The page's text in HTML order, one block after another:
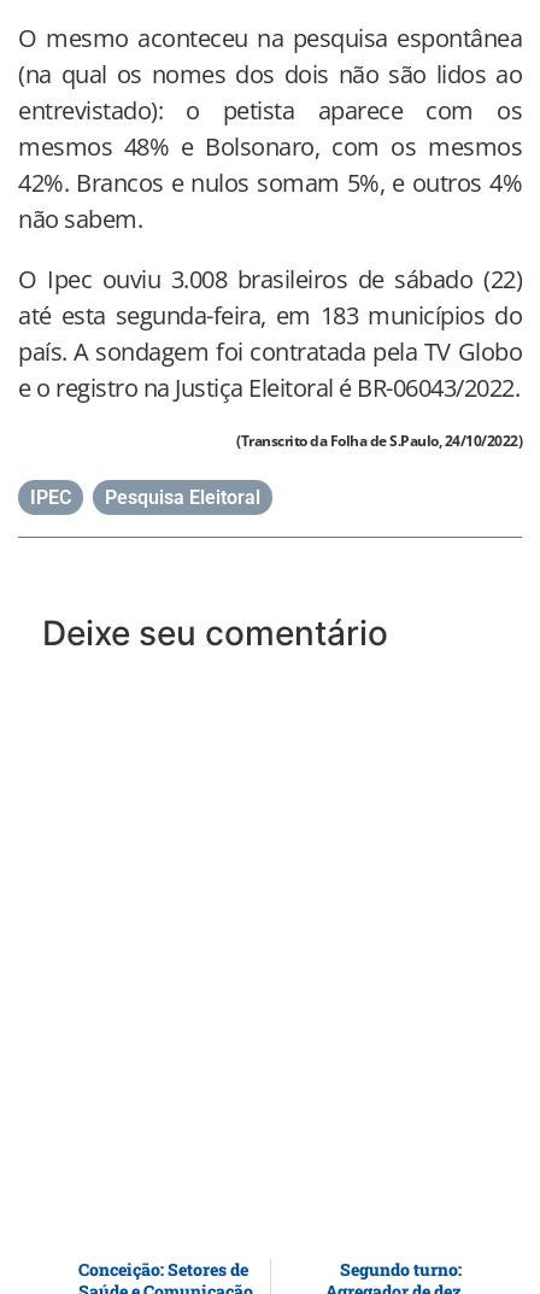
O mesmo aconteceu na pesquisa espontânea
(na qual os nomes dos dois não são lidos ao
entrevistado): o petista aparece com os
mesmos 48% e Bolsonaro, com os mesmos
42%. Brancos e nulos somam 5%, e outros 4%
não sabem.
O Ipec ouviu 3.008 brasileiros de sábado (22)
até esta segunda-feira, em 183 municípios do
país. A sondagem foi contratada pela TV Globo
e o registro na Justiça Eleitoral é BR-06043/2022.
(Transcrito da Folha de S.Paulo, 24/10/2022)
IPEC Pesquisa Eleitoral
Deixe seu comentário
Conceição: Setores de
Segundo turno: